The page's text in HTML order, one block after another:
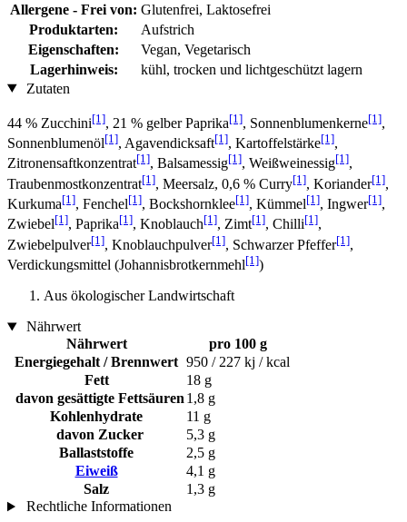
Allergene - Frei von: Glutenfrei, Laktosefrei
Produktarten:
Aufstrich
Eigenschaften:
Vegan, Vegetarisch
Lagerhinweis:
kühl, trocken und lichtgeschützt lagern
Zutaten
44 % Zucchini[1], 21 % gelber Paprika[1], Sonnenblumenkerne[1],
Sonnenblumenöl[1], Agavendicksaft[1], Kartoffelstärke[1],
Zitronensaftkonzentrat[1], Balsamessig[1], Weißweinessig[1],
Traubenmostkonzentrat[1], Meersalz, 0,6 % Curry[1], Koriander[1],
Kurkuma[1], Fenchel[1], Bockshornklee[1], Kümmel[1], Ingwer[1],
Zwiebel[1], Paprika[1], Knoblauch[1], Zimt[1], Chilli[1],
Zwiebelpulver[1], Knoblauchpulver[1], Schwarzer Pfeffer[1],
Verdickungsmittel (Johannisbrotkernmehl[1])
Aus ökologischer Landwirtschaft
Nährwert
Nährwert
pro 100 g
Energiegehalt / Brennwert 950 / 227 kj / kcal
Fett
18 g
davon gesättigte Fettsäuren 1,8 g
Kohlenhydrate
11 g
davon Zucker
5,3 g
Ballaststoffe
2,5 g
Eiweiß
4,1 g
Salz
1,3 g
Rechtliche Informationen